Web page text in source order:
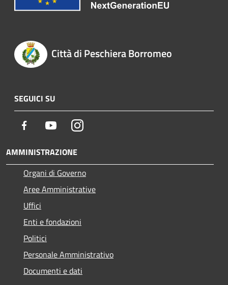
Città di Peschiera Borromeo
SEGUICI SU
Facebook YoutubeInstagram
AMMINISTRAZIONE
Organi di Governo
Aree Amministrative
Uffici
Enti e fondazioni
Politici
Personale Amministrativo
Documenti e dati